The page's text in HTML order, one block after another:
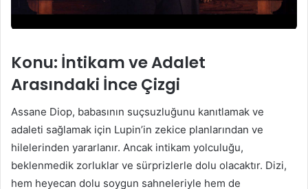
Konu: İntikam ve Adalet
Arasındaki İnce Çizgi
Assane Diop, babasının suçsuzluğunu kanıtlamak ve
adaleti sağlamak için Lupin’in zekice planlarından ve
hilelerinden yararlanır. Ancak intikam yolculuğu,
beklenmedik zorluklar ve sürprizlerle dolu olacaktır. Dizi,
hem heyecan dolu soygun sahneleriyle hem de